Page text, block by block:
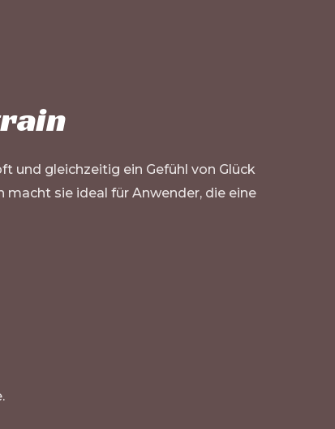
und gleichzeitig ein Gefühl von Glück
sie ideal für Anwender, die eine